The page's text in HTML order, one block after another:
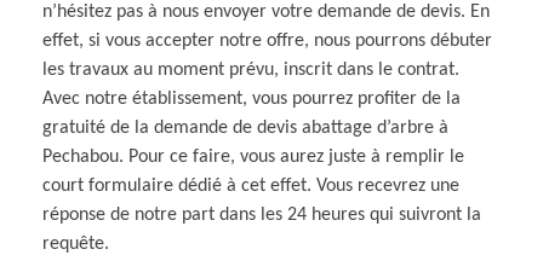
n’hésitez pas à nous envoyer votre demande de devis. En
effet, si vous accepter notre offre, nous pourrons débuter
les travaux au moment prévu, inscrit dans le contrat.
Avec notre établissement, vous pourrez profiter de la
gratuité de la demande de devis abattage d’arbre à
Pechabou. Pour ce faire, vous aurez juste à remplir le
court formulaire dédié à cet effet. Vous recevrez une
réponse de notre part dans les 24 heures qui suivront la
requête.